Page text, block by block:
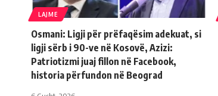
LAJME
Osmani: Ligji për prëfaqësim adekuat, si
ligji sërb i 90-ve në Kosovë, Azizi:
Patriotizmi juaj fillon në Facebook,
historia përfundon në Beograd